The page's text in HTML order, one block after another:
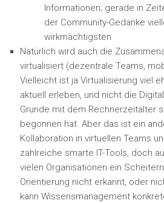
Informationen; gerade in
der Community-Gedanke
wirkmächtigsten
Natürlich wird auch die
virtualisiert (dezentrale Teams,
Vielleicht ist ja Virtualisierung viel
aktuell erleben, und nicht die
Grunde mit dem Rechnerzeitalter
begonnen hat. Aber das ist ein
Kollaboration in virtuellen Teams
zahlreiche smarte IT-Tools, doch
vielen Organisationen ein
Orientierung nicht erkannt, oder
kann Wissensmanagement